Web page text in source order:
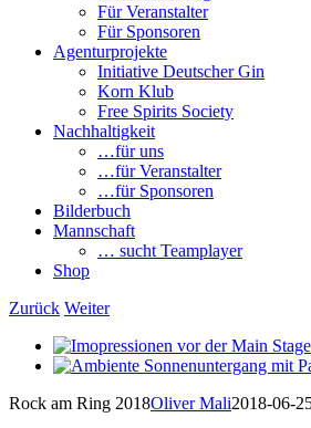
Für Veranstalter
Für Sponsoren
Agenturprojekte
Initiative Deutscher Gin
Korn Klub
Free Spirits Society
Nachhaltigkeit
…für uns
…für Veranstalter
…für Sponsoren
Bilderbuch
Mannschaft
… sucht Teamplayer
Shop
Zurück Weiter
View
Larger
View
Image
Rock am Ring 2018Oliver Mali2018-06-